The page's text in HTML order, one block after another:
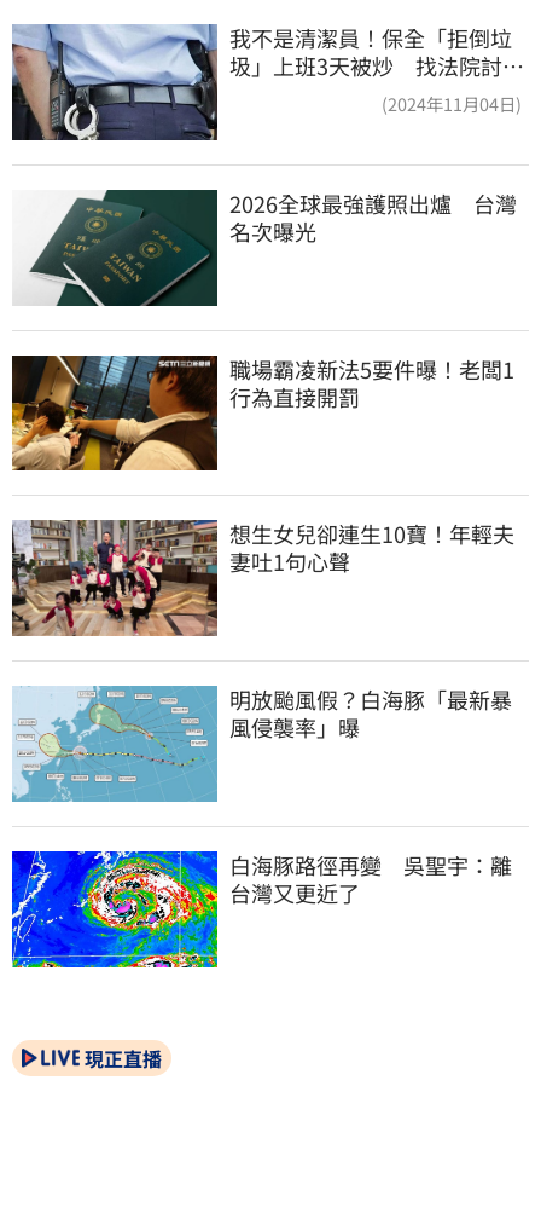
我不是清潔員！保全「拒倒垃
圾」上班3天被炒 找法院討公
(2024年11月04日)
2026全球最強護照出爐　台灣
名次曝光
職場霸凌新法5要件曝！老闆1
行為直接開罰
想生女兒卻連生10寶！年輕夫
妻吐1句心聲
明放颱風假？白海豚「最新暴
風侵襲率」曝
白海豚路徑再變　吳聖宇：離
台灣又更近了
現正直播